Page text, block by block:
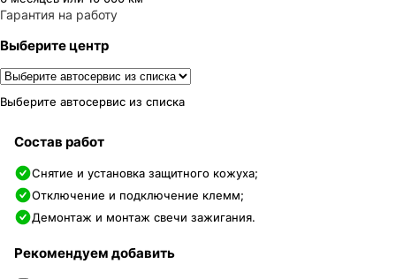
Гарантия на работу
Выберите центр
Выберите автосервис из списка
Состав работ
Снятие и установка защитного кожуха;
Отключение и подключение клемм;
Демонтаж и монтаж свечи зажигания.
Рекомендуем добавить